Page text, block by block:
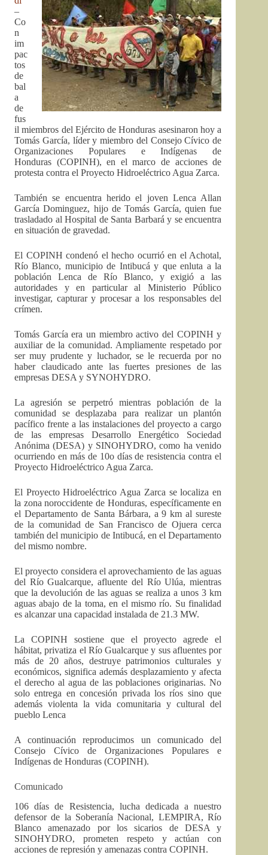
–
Co
n
im
pac
tos
de
bal
a
de
fus
il miembros del Ejército de Honduras asesinaron hoy a
Tomás García, líder y miembro del Consejo Cívico de
Organizaciones Populares e Indígenas de
Honduras (COPINH), en el marco de acciones de
protesta contra el Proyecto Hidroeléctrico Agua Zarca.
También se encuentra herido el joven Lenca Allan
García Dominguez, hijo de Tomás García, quien fue
trasladado al Hospital de Santa Barbará y se encuentra
en situación de gravedad.
El COPINH condenó el hecho ocurrió en el Achotal,
Río Blanco, municipio de Intibucá y que enluta a la
población Lenca de Río Blanco, y exigió a las
autoridades y en particular al Ministerio Público
investigar, capturar y procesar a los responsables del
crímen.
Tomás García era un miembro activo del COPINH y
auxiliar de la comunidad. Ampliamente respetado por
ser muy prudente y luchador, se le recuerda por no
haber claudicado ante las fuertes presiones de las
empresas DESA y SYNOHYDRO.
La agresión se perpetró mientras población de la
comunidad se desplazaba para realizar un plantón
pacífico frente a las instalaciones del proyecto a cargo
de las empresas Desarrollo Energético Sociedad
Anónima (DESA) y SINOHYDRO, como ha venido
ocurriendo en más de 10o días de resistencia contra el
Proyecto Hidroeléctrico Agua Zarca.
El Proyecto Hidroeléctrico Agua Zarca se localiza en
la zona noroccidente de Honduras, específicamente en
el Departamento de Santa Bárbara, a 9 km al sureste
de la comunidad de San Francisco de Ojuera cerca
también del municipio de Intibucá, en el Departamento
del mismo nombre.
El proyecto considera el aprovechamiento de las aguas
del Río Gualcarque, afluente del Río Ulúa, mientras
que la devolución de las aguas se realiza a unos 3 km
aguas abajo de la toma, en el mismo río. Su finalidad
es alcanzar una capacidad instalada de 21.3 MW.
La COPINH sostiene que el proyecto agrede el
hábitat, privatiza el Río Gualcarque y sus afluentes por
más de 20 años, destruye patrimonios culturales y
económicos, significa además desplazamiento y afecta
el derecho al agua de las poblaciones originarias. No
solo entrega en concesión privada los ríos sino que
además violenta la vida comunitaria y cultural del
pueblo Lenca
A continuación reproducimos un comunicado del
Consejo Cívico de Organizaciones Populares e
Indígenas de Honduras (COPINH).
Comunicado
106 días de Resistencia, lucha dedicada a nuestro
defensor de la Soberanía Nacional, LEMPIRA, Río
Blanco amenazado por los sicarios de DESA y
SINOHYDRO, prometen respeto y actúan con
acciones de represión y amenazas contra COPINH.